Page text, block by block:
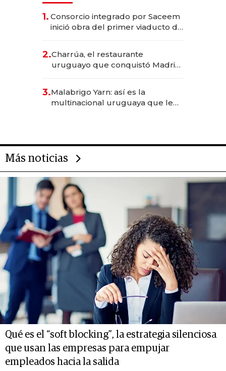
1. Consorcio integrado por Saceem
inició obra del primer viaducto de
millones
2.Charrúa, el restaurante
uruguayo que conquistó Madrid:
anticipación y prepara apertura
3.Malabrigo Yarn: así es la
multinacional uruguaya que le
Más noticias
Qué es el “soft blocking”, la estrategia silenciosa
que usan las empresas para empujar
empleados hacia la salida